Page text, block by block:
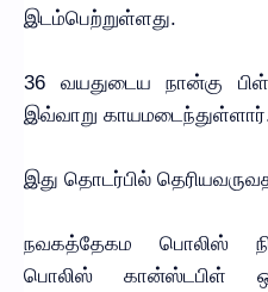
இடம்பெற்றுள்ளது.
36 வயதுடைய நான்கு
இவ்வாறு
இது தொடர்பில்
நவகத்தேகம பொலிஸ்
பொலிஸ் கான்ஸ்டபிள்